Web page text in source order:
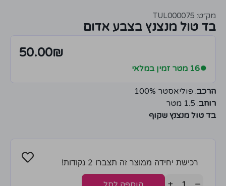
מק״ט: TUL000075
בד טול מנצנץ בצבע אדום
50.00₪
●16 מטר זמין במלאי
הרכב: פוליאסטר 100%
רוחב: 1.5 מטר
בד טול מנצנץ שקוף
רכישת יחידה ממוצר זה תצברו 2 נקודות!